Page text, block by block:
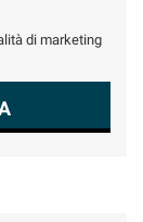
di marketing